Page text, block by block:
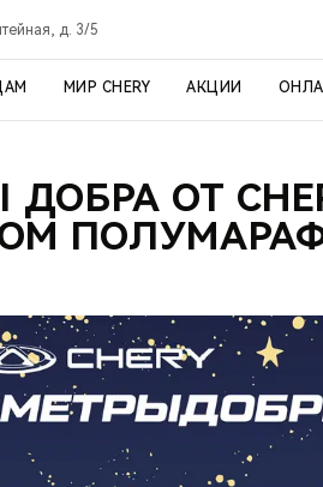
д. 3/5
МИР CHERY АКЦИИ
ОТ